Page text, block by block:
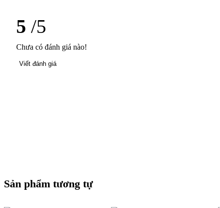
5 /5
Chưa có đánh giá nào!
Viết đánh giá
Sản phẩm tương tự